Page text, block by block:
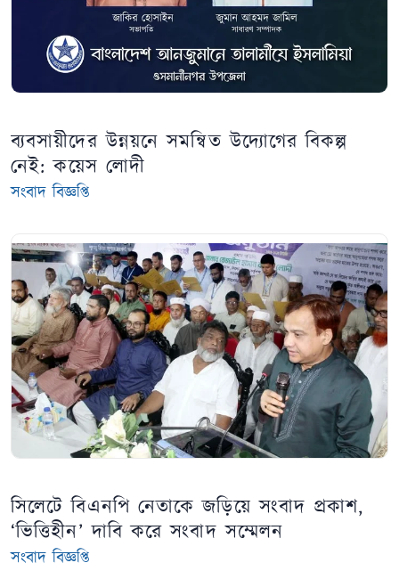
ব্যবসায়ীদের উন্নয়নে সমন্বিত উদ্যোগের বিকল্প
নেই: কয়েস লোদী
সংবাদ বিজ্ঞপ্তি
সিলেটে বিএনপি নেতাকে জড়িয়ে সংবাদ প্রকাশ,
‘ভিত্তিহীন’ দাবি করে সংবাদ সম্মেলন
সংবাদ বিজ্ঞপ্তি